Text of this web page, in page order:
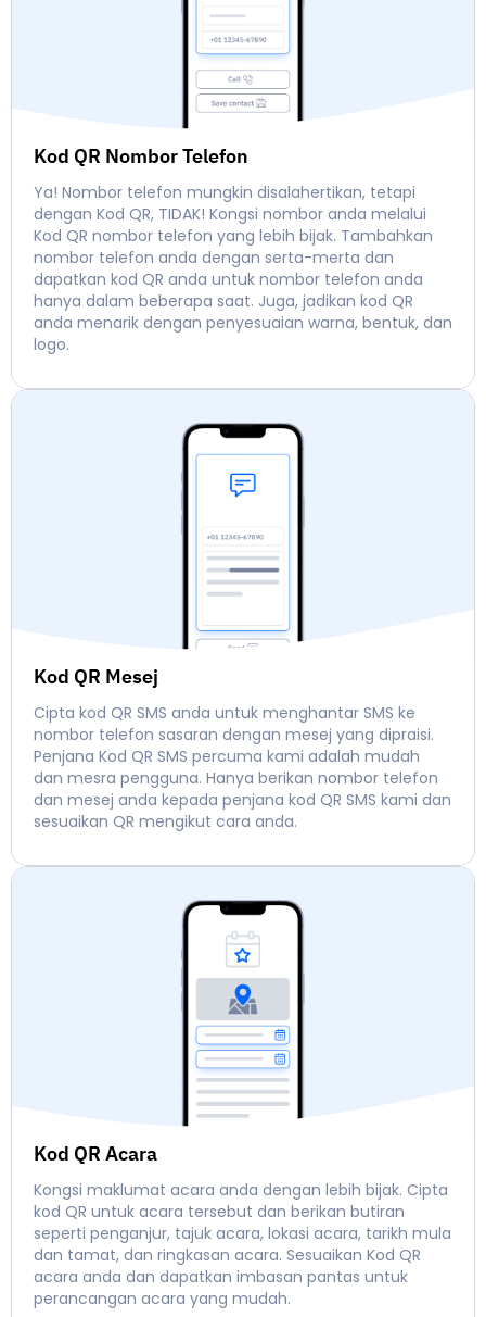
Kod QR Nombor Telefon
Ya! Nombor telefon mungkin disalahertikan, tetapi
dengan Kod QR, TIDAK! Kongsi nombor anda melalui
Kod QR nombor telefon yang lebih bijak. Tambahkan
nombor telefon anda dengan serta-merta dan
dapatkan kod QR anda untuk nombor telefon anda
hanya dalam beberapa saat. Juga, jadikan kod QR
anda menarik dengan penyesuaian warna, bentuk, dan
logo.
Kod QR Mesej
Cipta kod QR SMS anda untuk menghantar SMS ke
nombor telefon sasaran dengan mesej yang dipraisi.
Penjana Kod QR SMS percuma kami adalah mudah
dan mesra pengguna. Hanya berikan nombor telefon
dan mesej anda kepada penjana kod QR SMS kami dan
sesuaikan QR mengikut cara anda.
Kod QR Acara
Kongsi maklumat acara anda dengan lebih bijak. Cipta
kod QR untuk acara tersebut dan berikan butiran
seperti penganjur, tajuk acara, lokasi acara, tarikh mula
dan tamat, dan ringkasan acara. Sesuaikan Kod QR
acara anda dan dapatkan imbasan pantas untuk
perancangan acara yang mudah.